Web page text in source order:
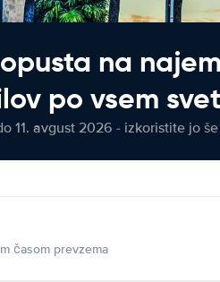
na najem
po vsem
11. avgust 2026 - izkoristite jo
časom prevzema